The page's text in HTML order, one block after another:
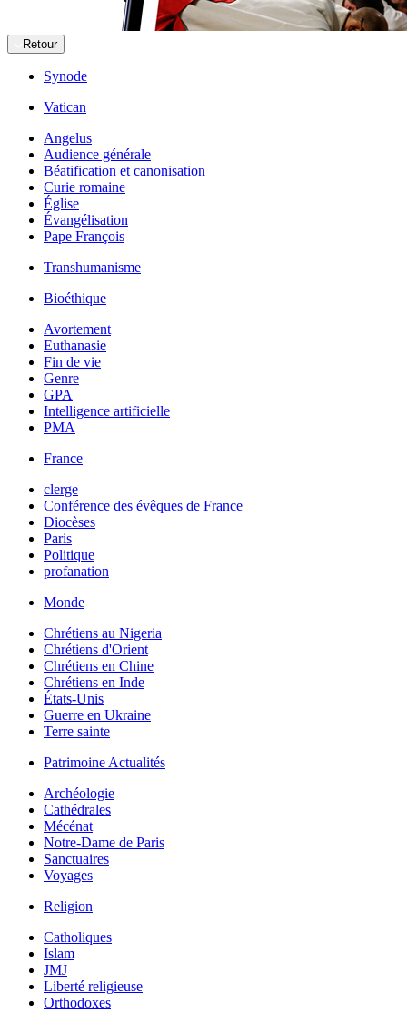
Retour
Synode
Vatican
Angelus
Audience générale
Béatification et canonisation
Curie romaine
Église
Évangélisation
Pape François
Transhumanisme
Bioéthique
Avortement
Euthanasie
Fin de vie
Genre
GPA
Intelligence artificielle
PMA
France
clerge
Conférence des évêques de France
Diocèses
Paris
Politique
profanation
Monde
Chrétiens au Nigeria
Chrétiens d'Orient
Chrétiens en Chine
Chrétiens en Inde
États-Unis
Guerre en Ukraine
Terre sainte
Patrimoine Actualités
Archéologie
Cathédrales
Mécénat
Notre-Dame de Paris
Sanctuaires
Voyages
Religion
Catholiques
Islam
JMJ
Liberté religieuse
Orthodoxes